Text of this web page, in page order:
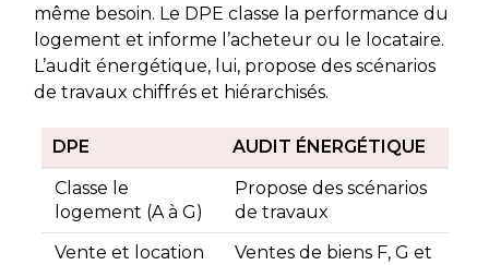
même besoin. Le DPE classe la performance du
logement et informe l’acheteur ou le locataire.
L’audit énergétique, lui, propose des scénarios
de travaux chiffrés et hiérarchisés.
DPE
AUDIT ÉNERGÉTIQUE
Classe le
logement (A à G)
Propose des scénarios
de travaux
Vente et location
Ventes de biens F, G et